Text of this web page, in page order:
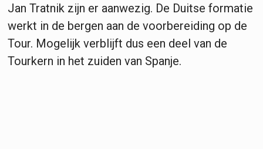
Jan Tratnik zijn er aanwezig. De Duitse formatie
werkt in de bergen aan de voorbereiding op de
Tour. Mogelijk verblijft dus een deel van de
Tourkern in het zuiden van Spanje.